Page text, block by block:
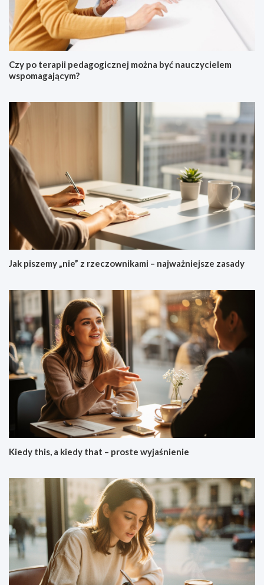
Czy po terapii pedagogicznej można być nauczycielem
wspomagającym?
Jak piszemy „nie” z rzeczownikami – najważniejsze zasady
Kiedy this, a kiedy that – proste wyjaśnienie